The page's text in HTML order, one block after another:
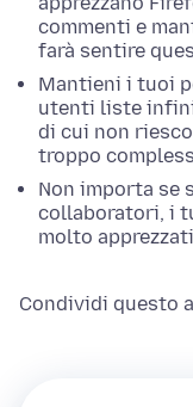
commenti e
farà sentire
Mantieni i tuoi
utenti liste
di cui non
troppo
Non importa se
collaboratori, i
molto
Condividi questo